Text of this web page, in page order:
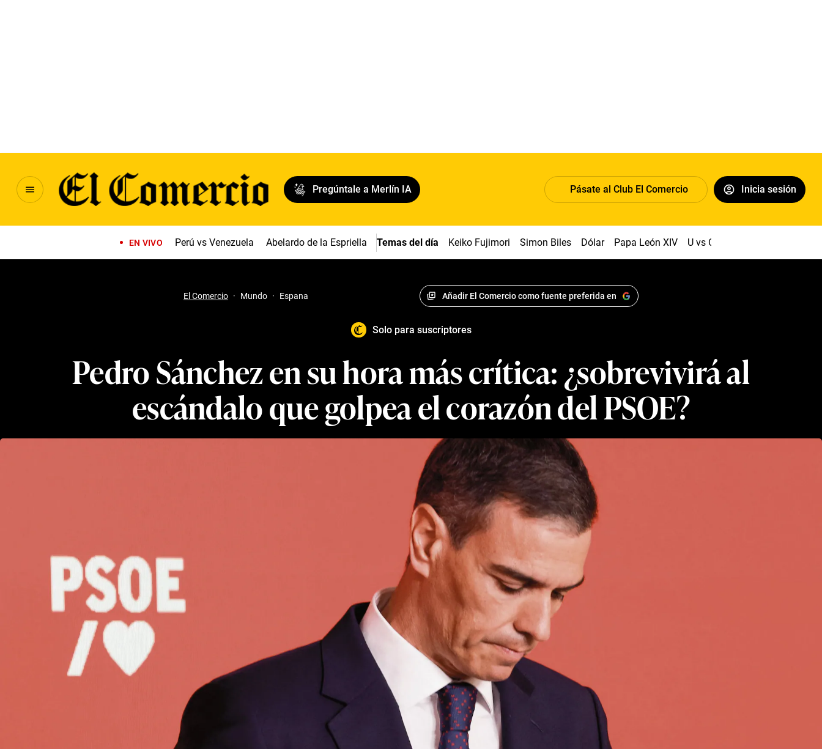
Pregúntale a Merlín IA Pásate al Club El Comercio Inicia sesión
EN VIVO Perú vs Venezuela Abelardo de la Espriella Temas del día Keiko Fujimori Simon Biles Dólar Papa León XIV U vs Cristal
El Comercio · Mundo · Espana Añadir El Comercio como fuente preferida en
Solo para suscriptores
Pedro Sánchez en su hora más crítica: ¿sobrevivirá al
escándalo que golpea el corazón del PSOE?